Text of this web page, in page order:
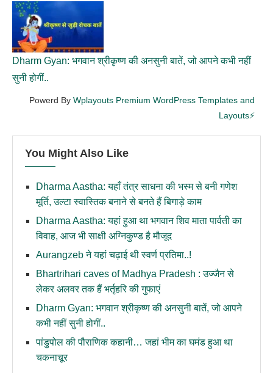
Dharm Gyan: भगवान श्रीकृष्ण की अनसुनी बातें, जो आपने कभी नहीं
सुनी होगीं..
Powerd By Wplayouts Premium WordPress Templates and
Layouts⚡
You Might Also Like
Dharma Aastha: यहाँ तंत्र साधना की भस्म से बनी गणेश
मूर्ति, उल्टा स्वास्तिक बनाने से बनते हैं बिगाड़े काम
Dharma Aastha: यहां हुआ था भगवान शिव माता पार्वती का
विवाह, आज भी साक्षी अग्निकुण्ड है मौजूद
Aurangzeb ने यहां चढ़ाई थी स्वर्ण प्रतिमा..!
Bhartrihari caves of Madhya Pradesh : उज्जैन से
लेकर अलवर तक हैं भर्तृहरि की गुफाएं
Dharm Gyan: भगवान श्रीकृष्ण की अनसुनी बातें, जो आपने
कभी नहीं सुनी होगीं..
पांडुपोल की पौराणिक कहानी… जहां भीम का घमंड हुआ था
चकनाचूर